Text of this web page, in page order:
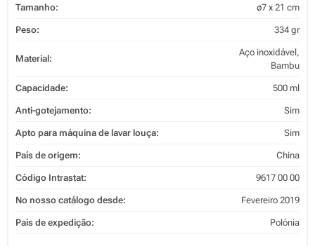
Tamanho: ø7 x 21 cm
Peso: 334 gr
Material:
Aço inoxidável,
Bambu
Capacidade: 500 ml
Anti-gotejamento: Sim
Apto para máquina de lavar louça: Sim
País de origem: China
Código Intrastat: 9617 00 00
No nosso catálogo desde: Fevereiro 2019
País de expedição: Polónia